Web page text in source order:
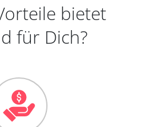
bietet
für Dich?